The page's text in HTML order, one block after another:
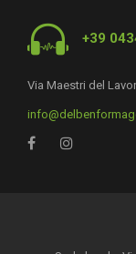
+39
Via Maestri del